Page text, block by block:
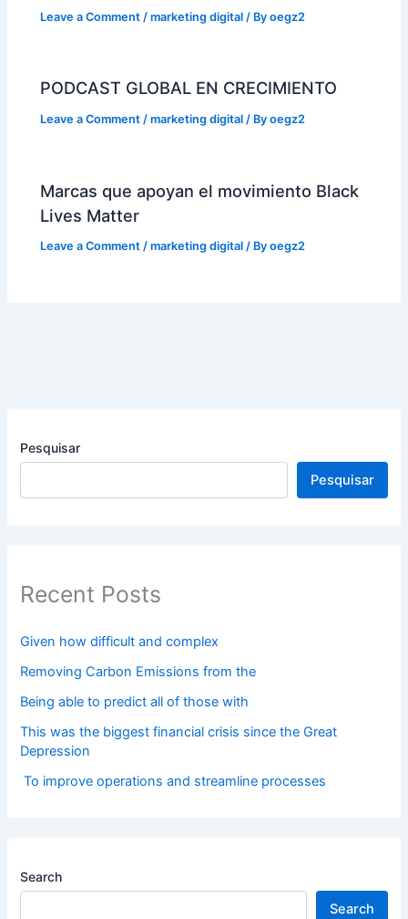
Leave a Comment /marketing digital / Byoegz2
PODCAST GLOBAL EN CRECIMIENTO
Leave a Comment /marketing digital / Byoegz2
Marcas que apoyan el movimiento Black
Lives Matter
Leave a Comment /marketing digital / Byoegz2
Pesquisar
Pesquisar
Recent Posts
Given how difficult and complex
Removing Carbon Emissions from the
Being able to predict all of those with
This was the biggest financial crisis since the Great
Depression
To improve operations and streamline processes
Search
Search